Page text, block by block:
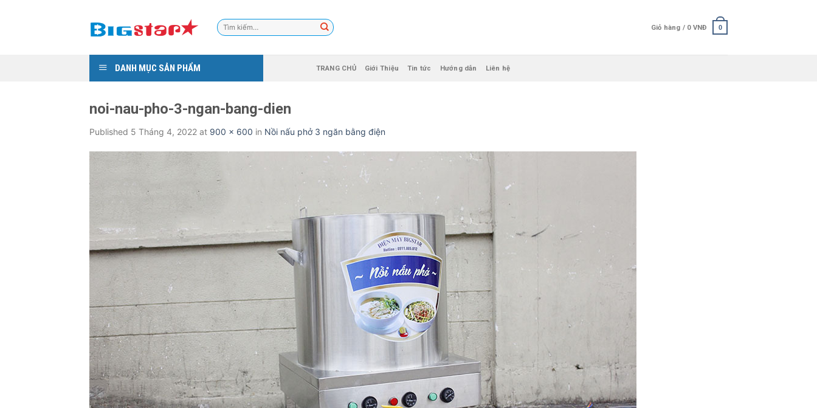
Tìm
kiếm:
Giỏ hàng / 0 VNĐ 0
DANH MỤC SẢN PHẨM TRANG CHỦ Giới Thiệu Tin tức Hướng dẫn Liên hệ
noi-nau-pho-3-ngan-bang-dien
Published 5 Tháng 4, 2022 at 900 × 600 in Nồi nấu phở 3 ngăn bằng điện